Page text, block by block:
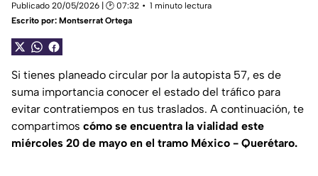
Publicado 20/05/2026 | 🕑 07:32
1 minuto lectura
Escrito por: Montserrat Ortega
Si tienes planeado circular por la autopista 57, es de
suma importancia conocer el estado del tráfico para
evitar contratiempos en tus traslados. A continuación, te
compartimos cómo se encuentra la vialidad este
miércoles 20 de mayo en el tramo México - Querétaro.